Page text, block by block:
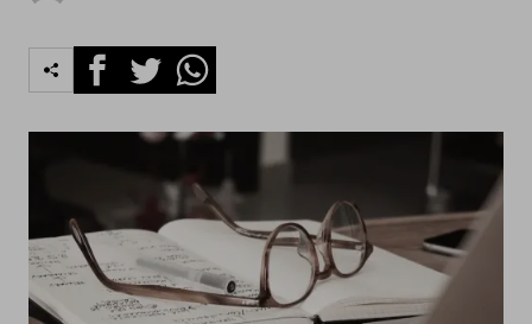
FacebookTwitterWhatsapp